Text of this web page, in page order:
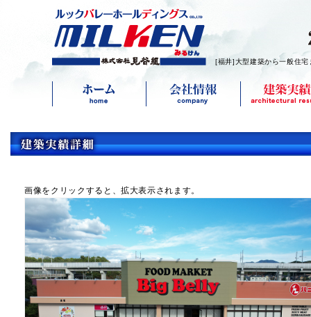
[福井]大型建築から一般住
画像をクリックすると、拡大表示されます。